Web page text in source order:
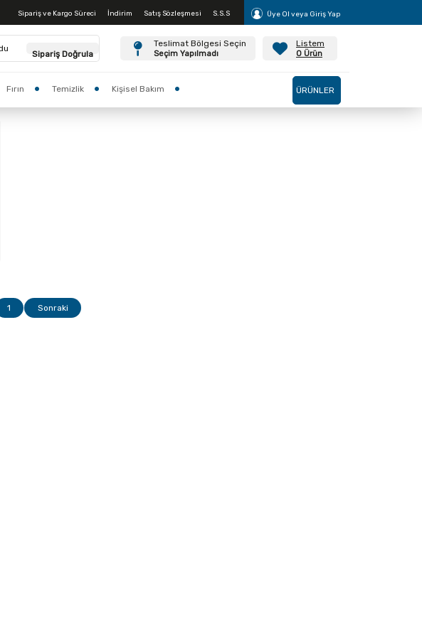
S.S.S
Satış Sözleşmesi
İndirim
Sipariş ve Kargo Süreci Üye Ol veya Giriş Yap
Sipariş Doğrula
Teslimat Bölgesi Seçin
Seçim Yapılmadı
Değiştir
Listem
0 Ürün
Fırın Temizlik Kişisel Bakım ÜRÜNLER
1 Sonraki